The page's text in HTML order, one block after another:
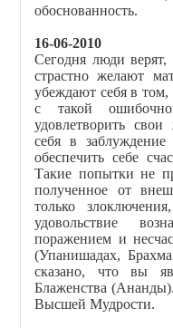
обоснованность.
16-06-2010
Сегодня люди
страстно желают
убеждают себя в том,
с такой
удовлетворить
себя в
обеспечить себе
Такие попытки не
полученное от
только
удовольствие
поражением и
(Упанишадах,
сказано, что вы
Блаженства
Высшей Мудрости.